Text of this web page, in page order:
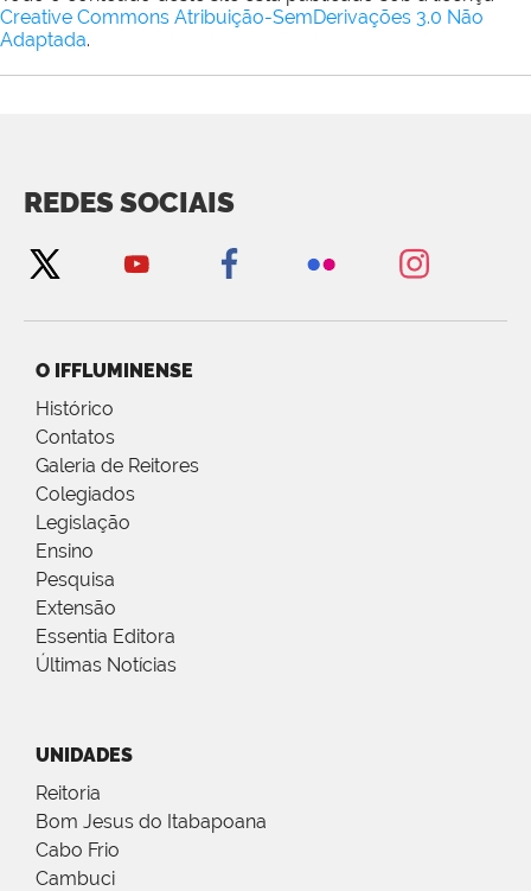
Creative Commons Atribuição-SemDerivações 3.0 Não
Adaptada.
REDES SOCIAIS
O IFFLUMINENSE
Histórico
Contatos
Galeria de Reitores
Colegiados
Legislação
Ensino
Pesquisa
Extensão
Essentia Editora
Últimas Notícias
UNIDADES
Reitoria
Bom Jesus do Itabapoana
Cabo Frio
Cambuci